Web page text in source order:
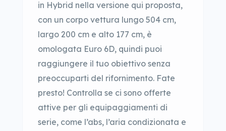
in Hybrid nella versione qui proposta,
con un corpo vettura lungo 504 cm,
largo 200 cm e alto 177 cm, è
omologata Euro 6D, quindi puoi
raggiungere il tuo obiettivo senza
preoccuparti del rifornimento. Fate
presto! Controlla se ci sono offerte
attive per gli equipaggiamenti di
serie, come l’abs, l’aria condizionata e